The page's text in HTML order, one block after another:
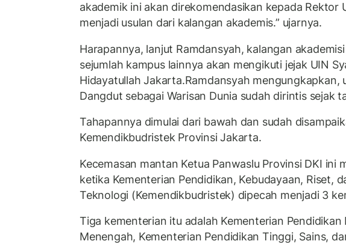
akademik ini akan direkomendasikan kepada Rektor
menjadi usulan dari kalangan akademis.” ujarnya.
Harapannya, lanjut Ramdansyah, kalangan
sejumlah kampus lainnya akan mengikuti jejak UIN
Hidayatullah Jakarta.Ramdansyah mengungkapkan,
Dangdut sebagai Warisan Dunia sudah dirintis sejak
Tahapannya dimulai dari bawah dan sudah
Kemendikbudristek Provinsi Jakarta.
Kecemasan mantan Ketua Panwaslu Provinsi DKI ini
ketika Kementerian Pendidikan, Kebudayaan, Riset,
Teknologi (Kemendikbudristek) dipecah menjadi 3
Tiga kementerian itu adalah Kementerian Pendidikan
Menengah, Kementerian Pendidikan Tinggi, Sains,